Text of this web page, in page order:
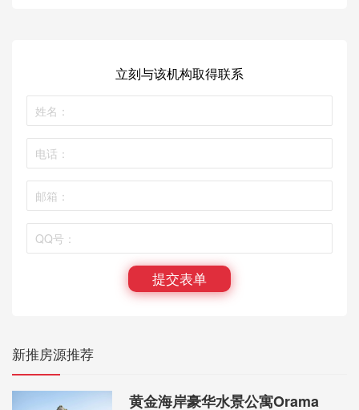
立刻与该机构取得联系
提交表单
新推房源推荐
黄金海岸豪华水景公寓Orama